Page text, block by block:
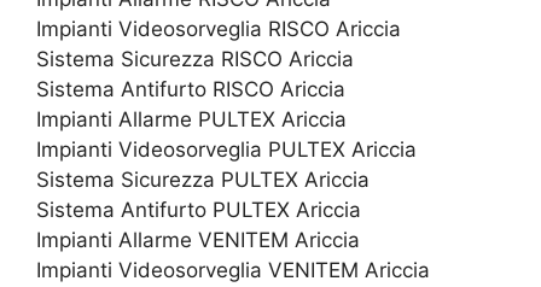
Impianti Videosorveglia RISCO Ariccia
Sistema Sicurezza RISCO Ariccia
Sistema Antifurto RISCO Ariccia
Impianti Allarme PULTEX Ariccia
Impianti Videosorveglia PULTEX Ariccia
Sistema Sicurezza PULTEX Ariccia
Sistema Antifurto PULTEX Ariccia
Impianti Allarme VENITEM Ariccia
Impianti Videosorveglia VENITEM Ariccia